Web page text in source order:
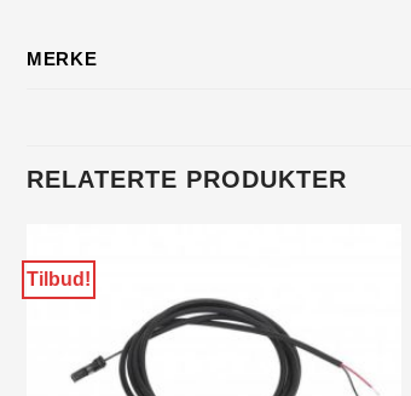
MERKE
RELATERTE PRODUKTER
Tilbud!